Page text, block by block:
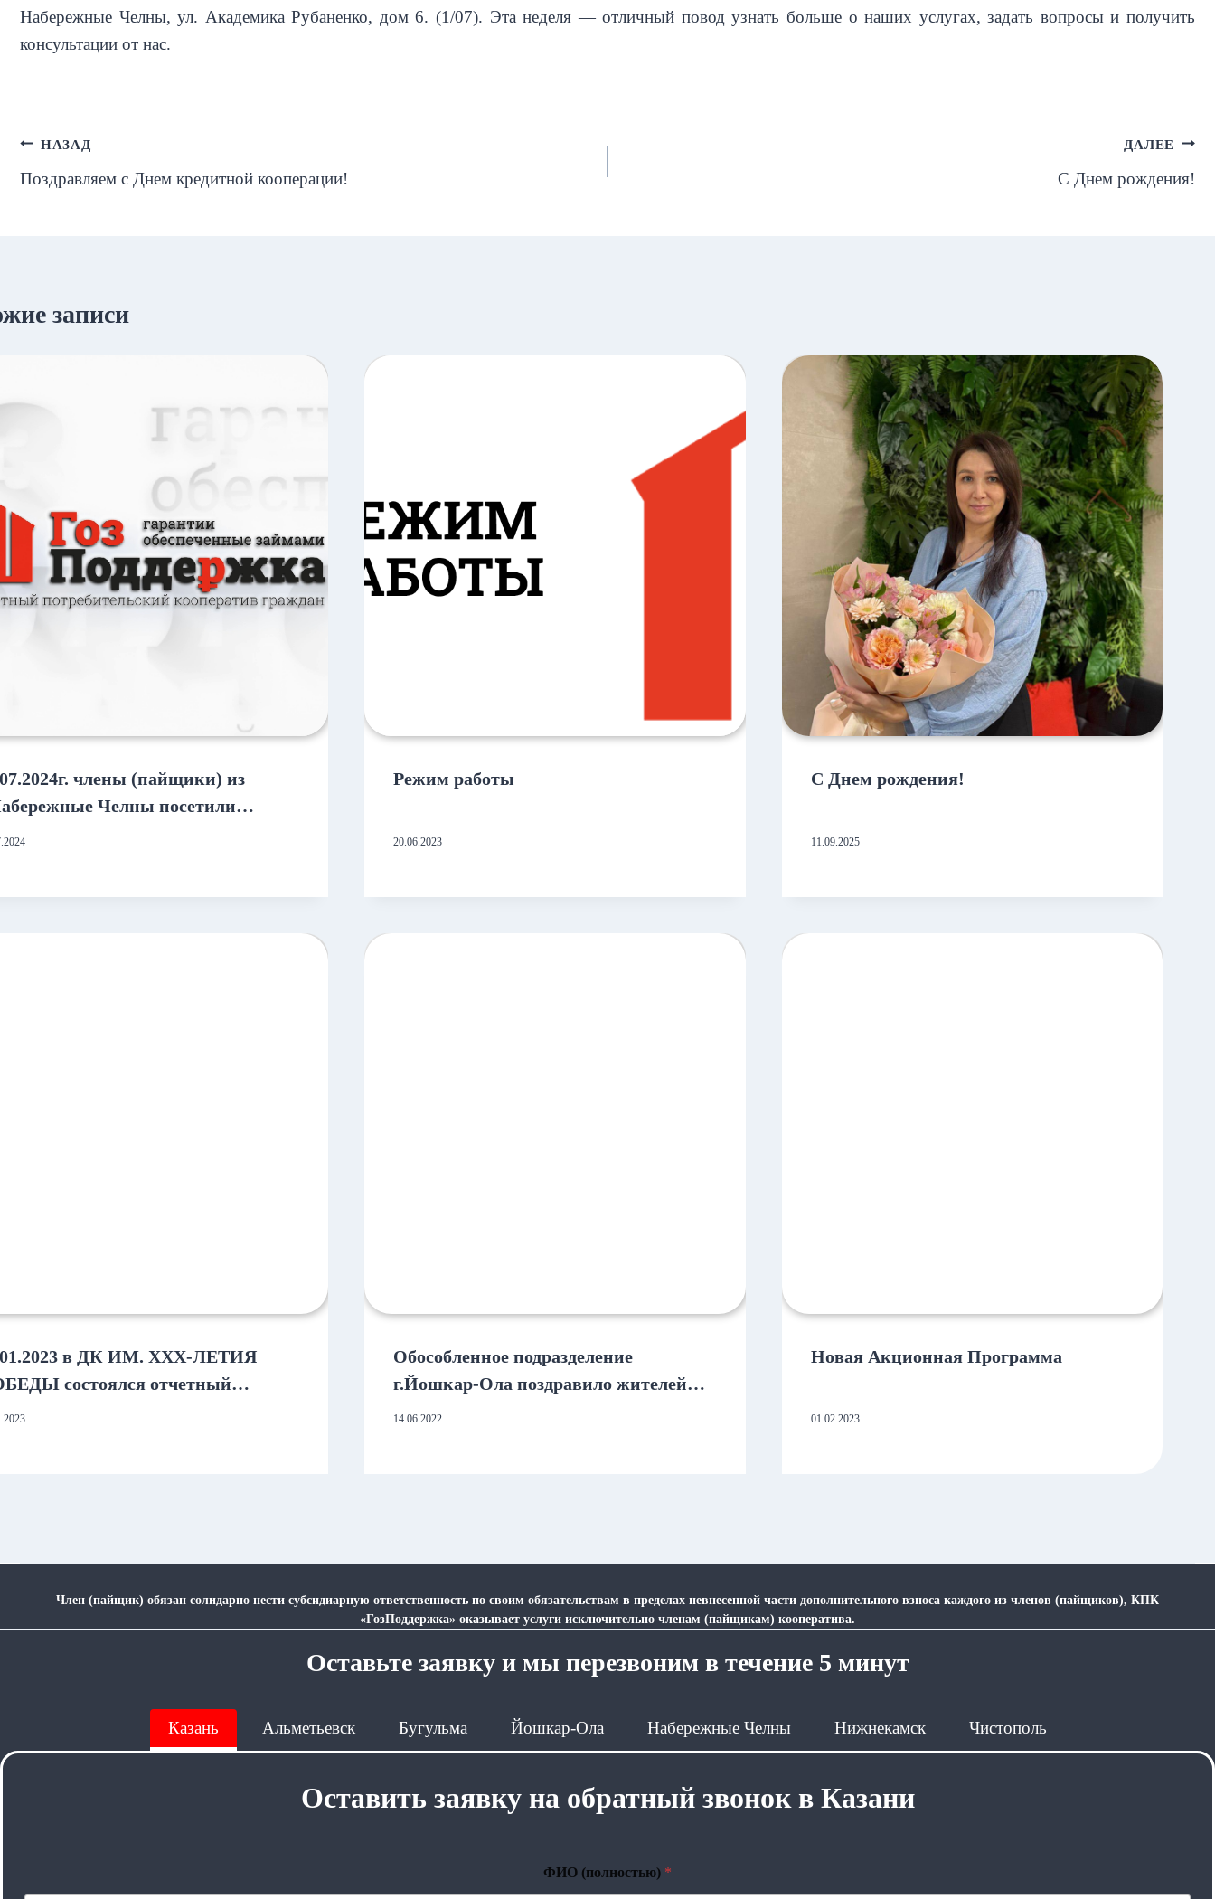
Набережные Челны, ул. Академика Рубаненко, дом 6. (1/07). Эта неделя — отличный повод узнать больше о наших услугах, задать вопросы и получить
консультации от нас.
Навигация
по
НАЗАД
Поздравляем с Днем кредитной кооперации!
ДАЛЕЕ
С Днем рождения!
записи
члены (пайщики) из
Челны посетили
офис КПКГ «ГозПоддержка»
Режим работы
20.06.2023
С Днем рождения!
11.09.2025
в ДК ИМ. XXX-ЛЕТИЯ
состоялся отчетный
творческих коллективов
Обособленное подразделение
г.Йошкар-Ола поздравило жителей
Медведевского района с праздником
14.06.2022
Новая Акционная Программа
01.02.2023
Член (пайщик) обязан солидарно нести субсидиарную ответственность по своим обязательствам в пределах невнесенной части дополнительного взноса каждого из членов (пайщиков), КПК
«ГозПоддержка» оказывает услуги исключительно членам (пайщикам) кооператива.
Оставьте заявку и мы перезвоним в течение 5 минут
Казань Альметьевск Бугульма Йошкар-Ола Набережные Челны Нижнекамск Чистополь
Оставить заявку на обратный звонок в Казани
ФИО (полностью) *